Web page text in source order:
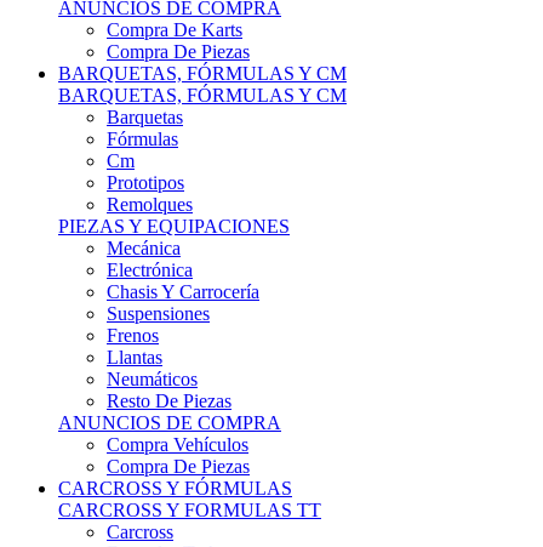
Compra De Piezas
BARQUETAS, FÓRMULAS Y CM
BARQUETAS, FÓRMULAS Y CM
Barquetas
Fórmulas
Cm
Prototipos
Remolques
PIEZAS Y EQUIPACIONES
Mecánica
Electrónica
Chasis Y Carrocería
Suspensiones
Frenos
Llantas
Neumáticos
Resto De Piezas
ANUNCIOS DE COMPRA
Compra Vehículos
Compra De Piezas
CARCROSS Y FÓRMULAS
CARCROSS Y FORMULAS TT
Carcross
Formulas Tt Autocross